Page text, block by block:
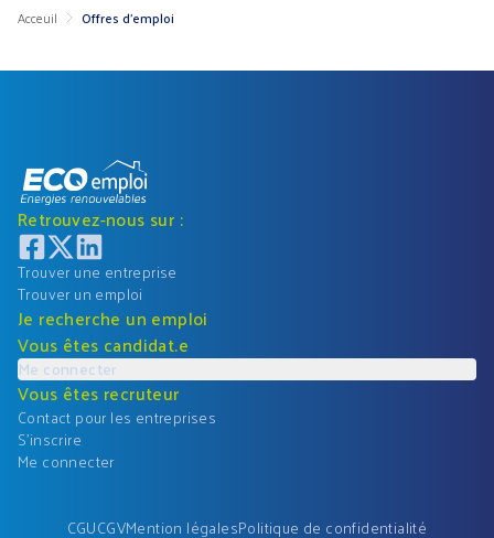
Acceuil Offres d'emploi
Retrouvez-nous sur :
Trouver une entreprise
Trouver un emploi
Je recherche un emploi
Vous êtes candidat.e
Me connecter
Vous êtes recruteur
Contact pour les entreprises
S'inscrire
Me connecter
CGUCGVMention légalesPolitique de confidentialité